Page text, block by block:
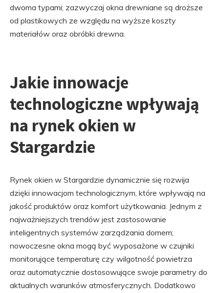
dwoma typami; zazwyczaj okna drewniane są droższe
od plastikowych ze względu na wyższe koszty
materiałów oraz obróbki drewna.
Jakie innowacje
technologiczne wpływają
na rynek okien w
Stargardzie
Rynek okien w Stargardzie dynamicznie się rozwija
dzięki innowacjom technologicznym, które wpływają na
jakość produktów oraz komfort użytkowania. Jednym z
najważniejszych trendów jest zastosowanie
inteligentnych systemów zarządzania domem;
nowoczesne okna mogą być wyposażone w czujniki
monitorujące temperaturę czy wilgotność powietrza
oraz automatycznie dostosowujące swoje parametry do
aktualnych warunków atmosferycznych. Dodatkowo